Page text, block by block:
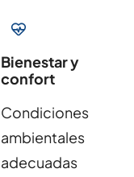
Bienestar y
confort
Condiciones
ambientales
adecuadas